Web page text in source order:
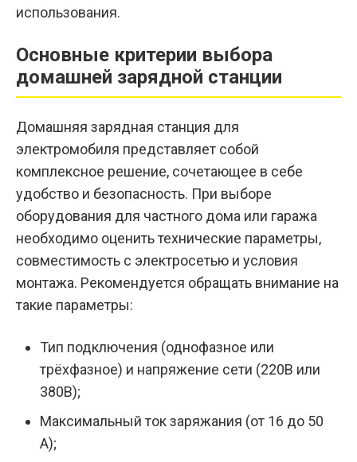
использования.
Основные критерии выбора
домашней зарядной станции
Домашняя зарядная станция для
электромобиля представляет собой
комплексное решение, сочетающее в себе
удобство и безопасность. При выборе
оборудования для частного дома или гаража
необходимо оценить технические параметры,
совместимость с электросетью и условия
монтажа. Рекомендуется обращать внимание на
такие параметры:
Тип подключения (однофазное или
трёхфазное) и напряжение сети (220В или
380В);
Максимальный ток заряжания (от 16 до 50
А);